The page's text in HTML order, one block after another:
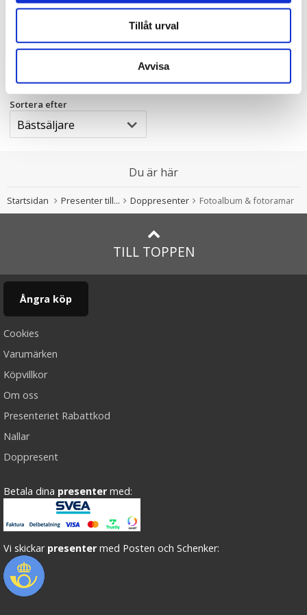
Tillåt urval
Avvisa
Sortera efter
Du är här
Startsidan Presenter till... Doppresenter Fotoalbum & fotoramar
TILL TOPPEN
Ångra köp
Cookies
Varumärken
Köpvillkor
Om oss
Presenteriet Rabattkod
Nallar
Doppresent
Betala dina presenter med:
Vi skickar presenter med Posten och Schenker: